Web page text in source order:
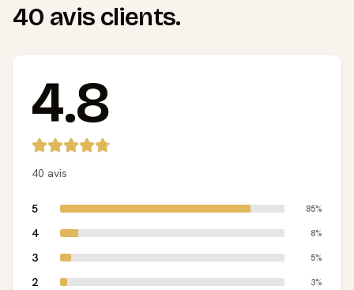
40 avis clients.
4.8
40 avis
5 85%
4 8%
3 5%
2 3%